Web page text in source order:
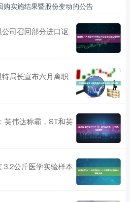
实施结果暨股份变动的公告
司召回部分进口讴
局长宣布六月离职
英伟达称霸，ST和英
3.2公斤医学实验样本